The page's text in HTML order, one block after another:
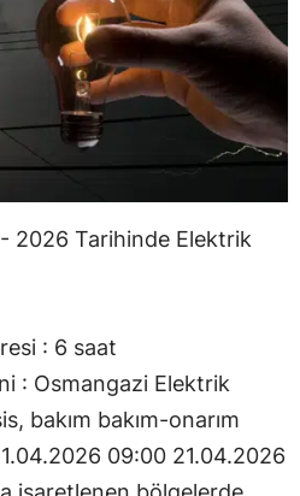
2026 Tarihinde Elektrik
: 6 saat
: Osmangazi Elektrik
bakım bakım-onarım
09:00 21.04.2026